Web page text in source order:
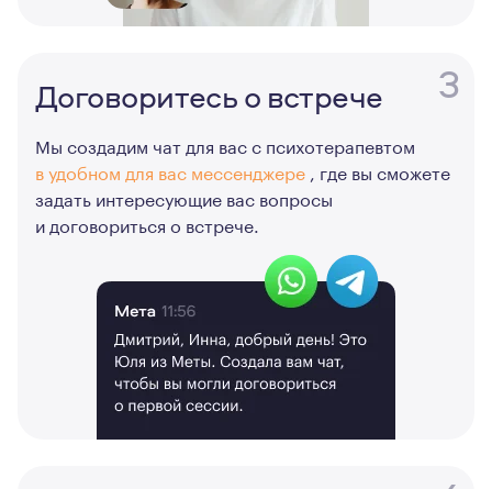
3
Договоритесь о встрече
Мы создадим чат для вас с психотерапевтом
в удобном для вас мессенджере , где вы сможете
задать интересующие вас вопросы
и договориться о встрече.